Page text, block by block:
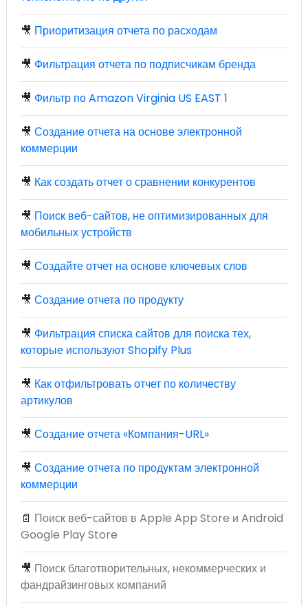
🎥 Приоритизация отчета по расходам
🎥 Фильтрация отчета по подписчикам бренда
🎥 Фильтр по Amazon Virginia US EAST 1
🎥 Создание отчета на основе электронной
коммерции
🎥 Как создать отчет о сравнении конкурентов
🎥 Поиск веб-сайтов, не оптимизированных для
мобильных устройств
🎥 Создайте отчет на основе ключевых слов
🎥 Создание отчета по продукту
🎥 Фильтрация списка сайтов для поиска тех,
которые используют Shopify Plus
🎥 Как отфильтровать отчет по количеству
артикулов
🎥 Создание отчета «Компания-URL»
🎥 Создание отчета по продуктам электронной
коммерции
📄 Поиск веб-сайтов в Apple App Store и Android
Google Play Store
🎥 Поиск благотворительных, некоммерческих и
фандрайзинговых компаний